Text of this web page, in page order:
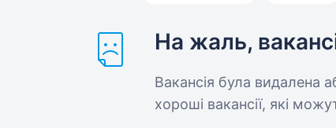
На жаль,
Вакансія була видалена
хороші вакансії, які